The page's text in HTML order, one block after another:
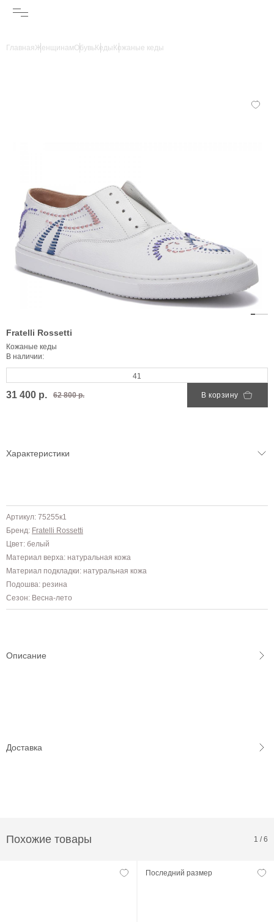
ГлавнаяЖенщинамОбувьКеды Кожаные кеды
Fratelli Rossetti
Кожаные кеды
В наличии:
41
31 400 р. 62 800 р. В корзину
Характеристики
Артикул: 75255к1
Бренд: Fratelli Rossetti
Цвет: белый
Материал верха: натуральная кожа
Материал подкладки: натуральная кожа
Подошва: резина
Сезон: Весна-лето
Описание
Доставка
Похожие товары 1 /6
Последний размер